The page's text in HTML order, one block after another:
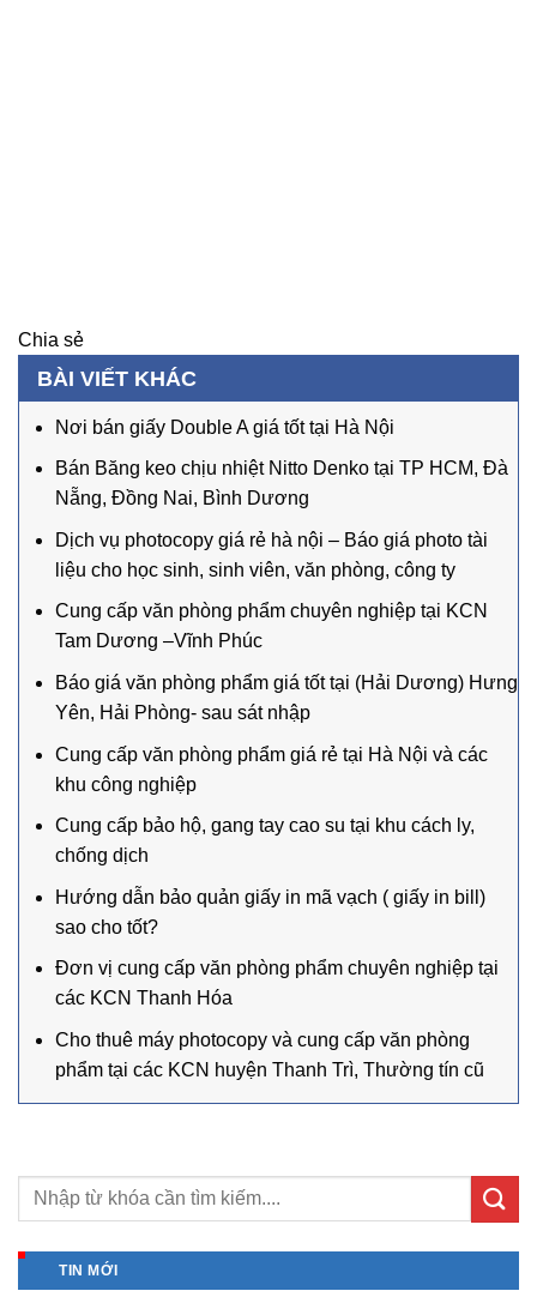
Chia sẻ
BÀI VIẾT KHÁC
Nơi bán giấy Double A giá tốt tại Hà Nội
Bán Băng keo chịu nhiệt Nitto Denko tại TP HCM, Đà
Nẵng, Đồng Nai, Bình Dương
Dịch vụ photocopy giá rẻ hà nội – Báo giá photo tài
liệu cho học sinh, sinh viên, văn phòng, công ty
Cung cấp văn phòng phẩm chuyên nghiệp tại KCN
Tam Dương –Vĩnh Phúc
Báo giá văn phòng phẩm giá tốt tại (Hải Dương) Hưng
Yên, Hải Phòng- sau sát nhập
Cung cấp văn phòng phẩm giá rẻ tại Hà Nội và các
khu công nghiệp
Cung cấp bảo hộ, gang tay cao su tại khu cách ly,
chống dịch
Hướng dẫn bảo quản giấy in mã vạch ( giấy in bill)
sao cho tốt?
Đơn vị cung cấp văn phòng phẩm chuyên nghiệp tại
các KCN Thanh Hóa
Cho thuê máy photocopy và cung cấp văn phòng
phẩm tại các KCN huyện Thanh Trì, Thường tín cũ
TIN MỚI